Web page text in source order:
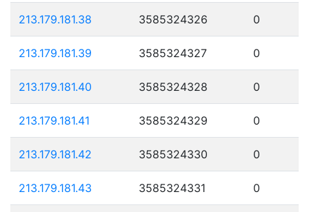
213.179.181.38 3585324326 0
213.179.181.39 3585324327 0
213.179.181.40 3585324328 0
213.179.181.41 3585324329 0
213.179.181.42 3585324330 0
213.179.181.43 3585324331 0